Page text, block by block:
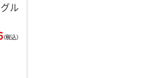
ル